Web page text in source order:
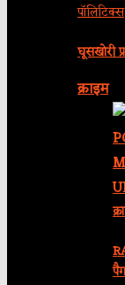
पॉलिटिक्स
घूसखोरी
क्राइम